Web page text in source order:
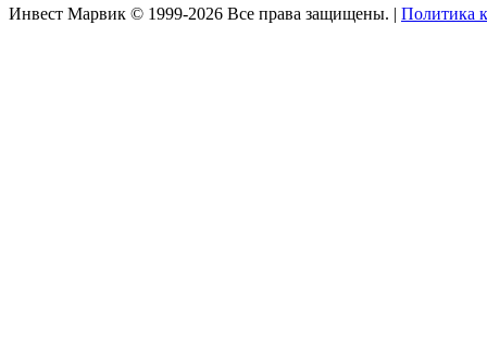
Инвест Марвик © 1999-2026 Все права защищены. | Политика